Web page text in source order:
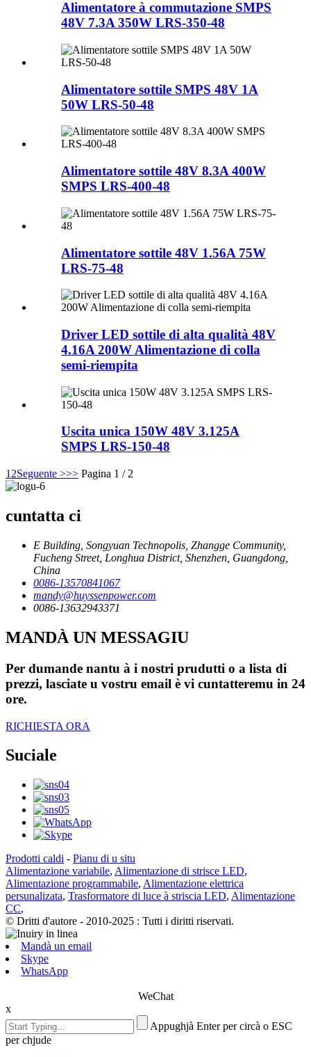
Alimentatore à commutazione SMPS
48V 7.3A 350W LRS-350-48
Alimentatore sottile SMPS 48V 1A
50W LRS-50-48
Alimentatore sottile 48V 8.3A 400W
SMPS LRS-400-48
Alimentatore sottile 48V 1.56A 75W
LRS-75-48
Driver LED sottile di alta qualità 48V
4.16A 200W Alimentazione di colla
semi-riempita
Uscita unica 150W 48V 3.125A
SMPS LRS-150-48
1 2Seguente >>> Pagina 1 / 2
cuntatta ci
E Building, Songyuan Technopolis, Zhangge Community,
Fucheng Street, Longhua District, Shenzhen, Guangdong,
China
0086-13570841067
mandy@huyssenpower.com
0086-13632943371
MANDÀ UN MESSAGIU
Per dumande nantu à i nostri prudutti o a lista di
prezzi, lasciate u vostru email è vi cuntatteremu in 24
ore.
RICHIESTA ORA
Suciale
Prodotti caldi - Pianu di u situ
Alimentazione variabile, Alimentazione di strisce LED,
Alimentazione programmabile, Alimentazione elettrica
persunalizata, Trasformatore di luce à striscia LED, Alimentazione
CC,
© Dritti d'autore - 2010-2025 : Tutti i diritti riservati.
Mandà un email
Skype
WhatsApp
WeChat
x
Appughjà Enter per circà o ESC
per chjude